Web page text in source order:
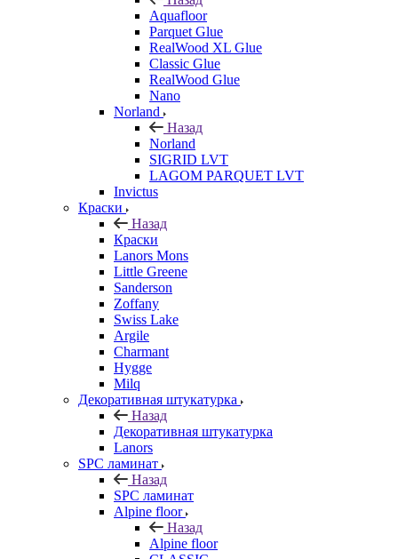
Aquafloor
Parquet Glue
RealWood XL Glue
Classic Glue
RealWood Glue
Nano
Norland
Назад
Norland
SIGRID LVT
LAGOM PARQUET LVT
Invictus
Краски
Назад
Краски
Lanors Mons
Little Greene
Sanderson
Zoffany
Swiss Lake
Argile
Charmant
Hygge
Milq
Декоративная штукатурка
Назад
Декоративная штукатурка
Lanors
SPC ламинат
Назад
SPC ламинат
Alpine floor
Назад
Alpine floor